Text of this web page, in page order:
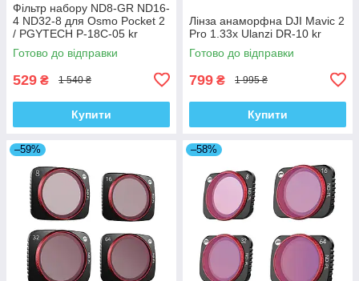
Фільтр набору ND8-GR ND16-
4 ND32-8 для Osmo Pocket 2
/ PGYTECH P-18C-05 kr
Готово до відправки
529 ₴ 1 540 ₴
Купити
Лінза анаморфна DJI Mavic 2
Pro 1.33x Ulanzi DR-10 kr
Готово до відправки
799 ₴ 1 995 ₴
Купити
–59% –58%